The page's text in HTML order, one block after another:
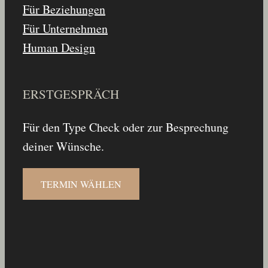
Für Beziehungen
Für Unternehmen
Human Design
ERSTGESPRÄCH
Für den Type Check oder zur Besprechung
deiner Wünsche.
TERMIN WÄHLEN